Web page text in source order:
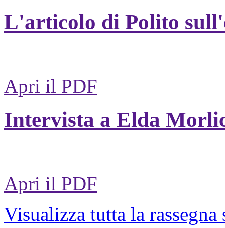
L'articolo di Polito
Apri il PDF
Intervista a Elda
Apri il PDF
Visualizza tutta la rassegna